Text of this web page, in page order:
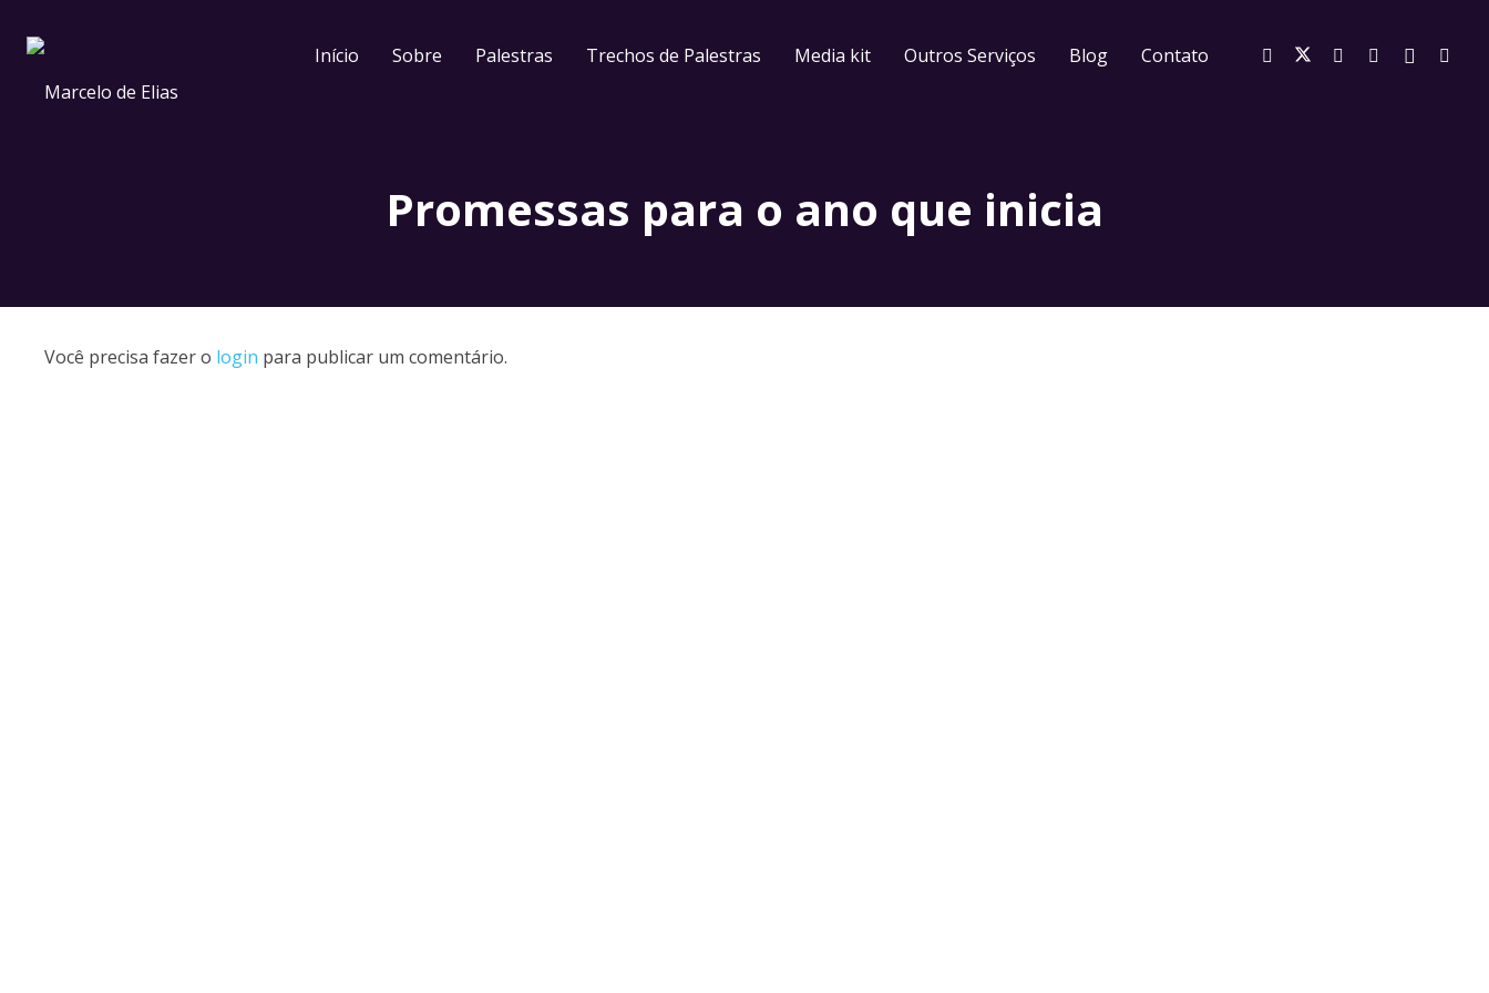
Início Sobre Palestras Trechos de Palestras Media kit Outros Serviços Blog Contato
Promessas para o ano que inicia
Você precisa fazer o login para publicar um comentário.